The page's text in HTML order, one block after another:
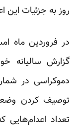
روزبه جزئیات این
در فروردین ماه
گزارش سالیانه
دموکراسی در
توصیف کردن
تعداد